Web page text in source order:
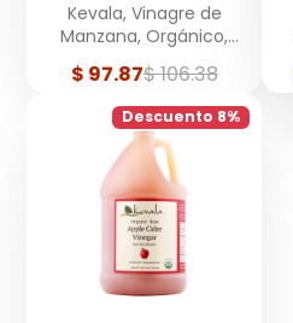
Kevala, Vinagre de
Manzana, Orgánico,
354ml
Precio
venta
$ 97.87Precio
regular
$ 106.38
Descuento 8%